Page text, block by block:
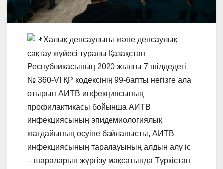
Халық денсаулығы және денсаулық
сақтау жүйесі туралы Қазақстан
Республикасының 2020 жылғы 7 шiлдедегi
№ 360-VI ҚР кодексінің 99-бапты негізге ала
отырып АИТВ инфекциясының
профилактикасы бойынша АИТВ
инфекциясының эпидемиологиялық
жағдайының өсуіне байланысты, АИТВ
инфекциясының таралауының алдын алу іс
– шараларын жүргізу мақсатында Түркістан